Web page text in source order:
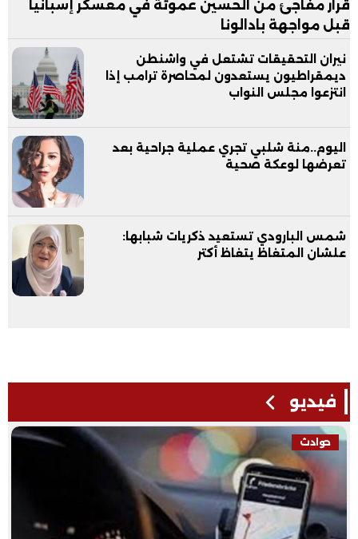
قرار مفاجئ من الحسين عموتة في معسكر إسبانيا
قبل مواجهة بادالونا
نيران التحقيقات تشتعل في واشنطن
ديمقراطيون يستعدون لمحاصرة ترامب إذا
انتزعوا مجلس النواب
اليوم..منة شلبي تجري عملية جراحية بعد
تعرضها لوعكة صحية
شمس البارودي تستعيد ذكريات شبابها:
علشان المتغاظ يتغاظ أكتر
فيديو
حوادث